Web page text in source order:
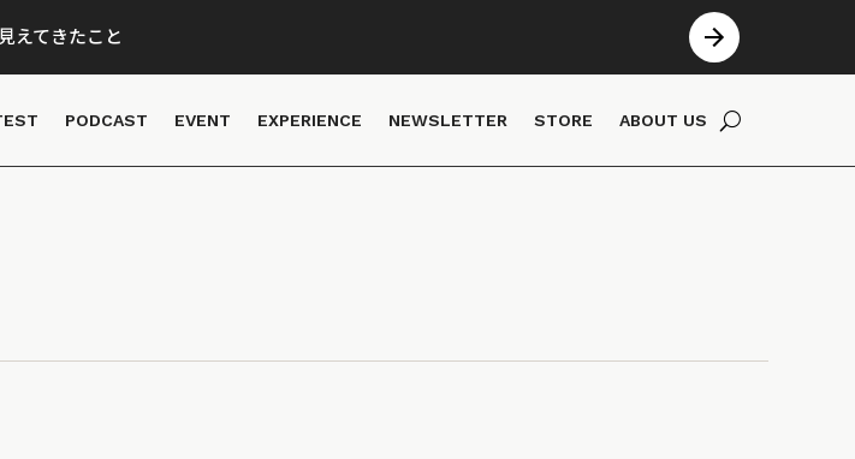
えてきたこと
PODCAST EVENT EXPERIENCE NEWSLETTER STORE ABOUT US